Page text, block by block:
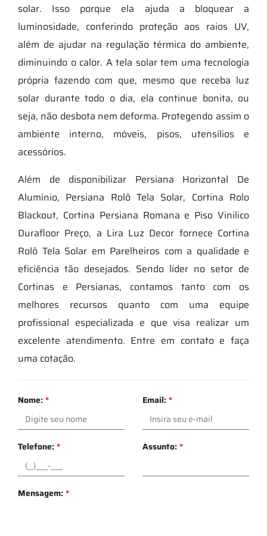
solar. Isso porque ela ajuda a bloquear a
luminosidade, conferindo proteção aos raios UV,
além de ajudar na regulação térmica do ambiente,
diminuindo o calor. A tela solar tem uma tecnologia
própria fazendo com que, mesmo que receba luz
solar durante todo o dia, ela continue bonita, ou
seja, não desbota nem deforma. Protegendo assim o
ambiente interno, móveis, pisos, utensílios e
acessórios.
Além de disponibilizar Persiana Horizontal De
Alumínio, Persiana Rolô Tela Solar, Cortina Rolo
Blackout, Cortina Persiana Romana e Piso Vinilico
Durafloor Preço, a Lira Luz Decor fornece Cortina
Rolô Tela Solar em Parelheiros com a qualidade e
eficiência tão desejados. Sendo líder no setor de
Cortinas e Persianas, contamos tanto com os
melhores recursos quanto com uma equipe
profissional especializada e que visa realizar um
excelente atendimento. Entre em contato e faça
uma cotação.
Nome:* Email:*
Telefone:* Assunto:*
Mensagem:*